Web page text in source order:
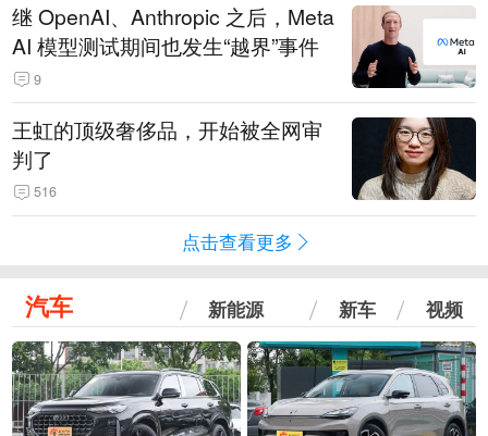
继 OpenAI、Anthropic 之后，Meta
AI 模型测试期间也发生“越界”事件
9
王虹的顶级奢侈品，开始被全网审
判了
516
点击查看更多
汽车 新能源 新车 视频